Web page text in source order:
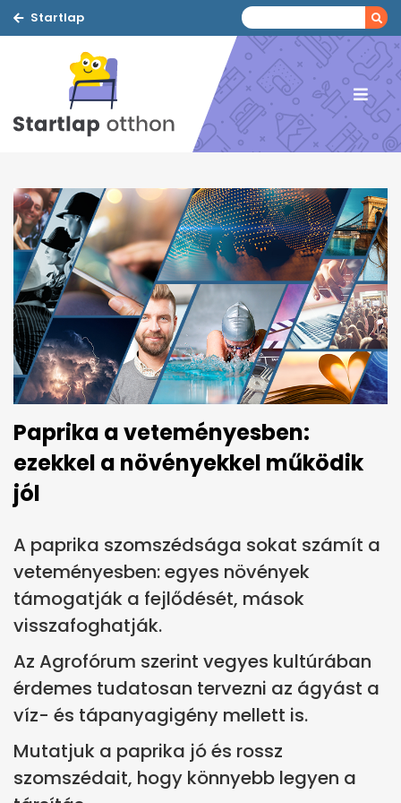
Startlap
Paprika a veteményesben:
ezekkel a növényekkel működik
jól
A paprika szomszédsága sokat számít a
veteményesben: egyes növények
támogatják a fejlődését, mások
visszafoghatják.
Az Agrofórum szerint vegyes kultúrában
érdemes tudatosan tervezni az ágyást a
víz- és tápanyagigény mellett is.
Mutatjuk a paprika jó és rossz
szomszédait, hogy könnyebb legyen a